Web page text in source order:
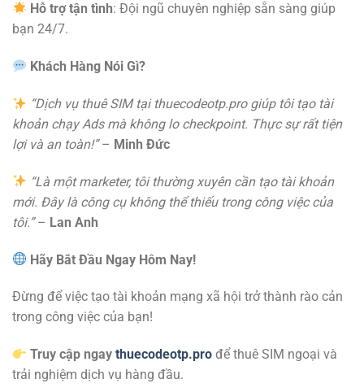
Hỗ trợ tận tình: Đội ngũ chuyên nghiệp sẵn sàng giúp
bạn 24/7.
Khách Hàng Nói Gì?
“Dịch vụ thuê SIM tại thuecodeotp.pro giúp tôi tạo tài
khoản chạy Ads mà không lo checkpoint. Thực sự rất tiện
lợi và an toàn!”– Minh Đức
“Là một marketer, tôi thường xuyên cần tạo tài khoản
mới. Đây là công cụ không thể thiếu trong công việc của
tôi.”– Lan Anh
Hãy Bắt Đầu Ngay Hôm Nay!
Đừng để việc tạo tài khoản mạng xã hội trở thành rào cản
trong công việc của bạn!
Truy cập ngaythuecodeotp.pro để thuê SIM ngoại và
trải nghiệm dịch vụ hàng đầu.